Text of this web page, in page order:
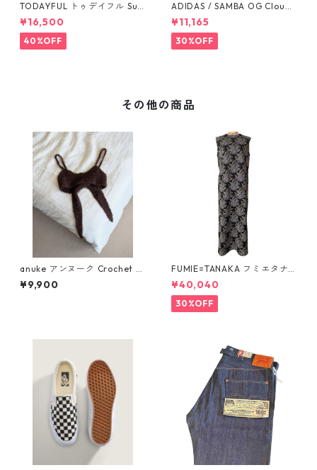
TODAYFUL トゥデイフル Sus
penders Highwaist Pants 12
510703
¥16,500
40%OFF
ADIDAS / SAMBA OG Cloud
White / Cloud White / Gum
(IE3439)
¥11,165
30%OFF
その他の商品
anuke アンヌーク Crochet K
nit Bustier 62620510(BRN)
¥9,900
FUMIE=TANAKA フミエタナ
カ flower JQ OP (BLK)F25S-
13
¥40,040
30%OFF